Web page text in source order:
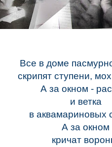
Все в доме
скрипят ступени,
А за окном -
и ветка
в аквамариновых
А за окном
кричат